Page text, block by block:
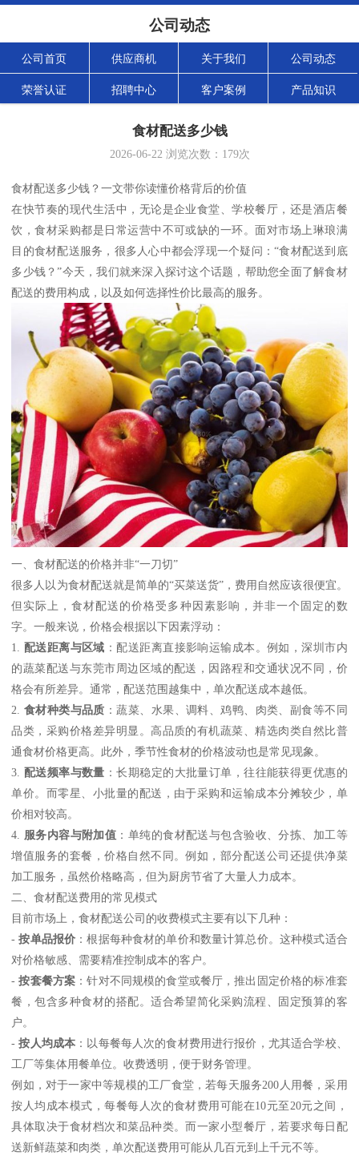
公司动态
公司首页 供应商机 关于我们 公司动态
荣誉认证 招聘中心 客户案例 产品知识
食材配送多少钱
2026-06-22浏览次数： 179次
食材配送多少钱？一文带你读懂价格背后的价值
在快节奏的现代生活中，无论是企业食堂、学校餐厅，还是酒店餐
饮，食材采购都是日常运营中不可或缺的一环。面对市场上琳琅满
目的食材配送服务，很多人心中都会浮现一个疑问：“食材配送到底
多少钱？”今天，我们就来深入探讨这个话题，帮助您全面了解食材
配送的费用构成，以及如何选择性价比最高的服务。
一、食材配送的价格并非“一刀切”
很多人以为食材配送就是简单的“买菜送货”，费用自然应该很便宜。
但实际上，食材配送的价格受多种因素影响，并非一个固定的数
字。一般来说，价格会根据以下因素浮动：
1. 配送距离与区域 ：配送距离直接影响运输成本。例如，深圳市内
的蔬菜配送与东莞市周边区域的配送，因路程和交通状况不同，价
格会有所差异。通常，配送范围越集中，单次配送成本越低。
2. 食材种类与品质 ：蔬菜、水果、调料、鸡鸭、肉类、副食等不同
品类，采购价格差异明显。高品质的有机蔬菜、精选肉类自然比普
通食材价格更高。此外，季节性食材的价格波动也是常见现象。
3. 配送频率与数量 ：长期稳定的大批量订单，往往能获得更优惠的
单价。而零星、小批量的配送，由于采购和运输成本分摊较少，单
价相对较高。
4. 服务内容与附加值 ：单纯的食材配送与包含验收、分拣、加工等
增值服务的套餐，价格自然不同。例如，部分配送公司还提供净菜
加工服务，虽然价格略高，但为厨房节省了大量人力成本。
二、食材配送费用的常见模式
目前市场上，食材配送公司的收费模式主要有以下几种：
-按单品报价 ：根据每种食材的单价和数量计算总价。这种模式适合
对价格敏感、需要精准控制成本的客户。
-按套餐方案 ：针对不同规模的食堂或餐厅，推出固定价格的标准套
餐，包含多种食材的搭配。适合希望简化采购流程、固定预算的客
户。
-按人均成本 ：以每餐每人次的食材费用进行报价，尤其适合学校、
工厂等集体用餐单位。收费透明，便于财务管理。
例如，对于一家中等规模的工厂食堂，若每天服务200人用餐，采用
按人均成本模式，每餐每人次的食材费用可能在10元至20元之间，
具体取决于食材档次和菜品种类。而一家小型餐厅，若要求每日配
送新鲜蔬菜和肉类，单次配送费用可能从几百元到上千元不等。